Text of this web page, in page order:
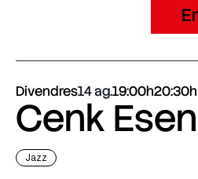
Divendres14 ag.19:00h20:30h
Cenk Esen
Jazz